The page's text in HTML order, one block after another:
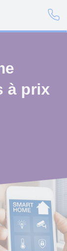
à prix